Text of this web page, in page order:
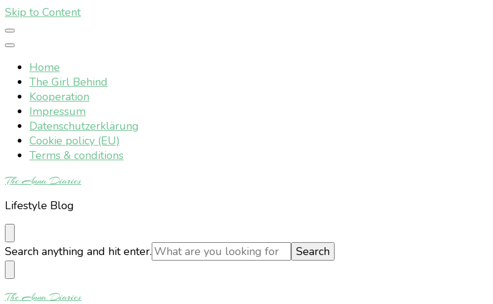
Skip to Content
Home
The Girl Behind
Kooperation
Impressum
Datenschutzerklärung
Cookie policy (EU)
Terms & conditions
The Anna Diaries
Lifestyle Blog
Looking
for
Something?
Search anything and hit enter.
The Anna Diaries